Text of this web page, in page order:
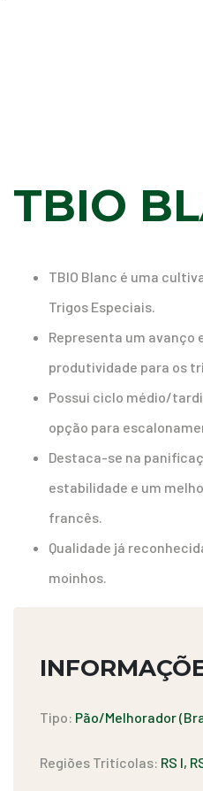
TBIO
TBIO Blanc é uma
Trigos Especiais.
Representa um avanço
produtividade para os
Possui ciclo médio/
opção para
Destaca-se na
estabilidade e um
francês.
Qualidade já
moinhos.
Tipo: Pão/Melhorador
Regiões Tritícolas: RS I,